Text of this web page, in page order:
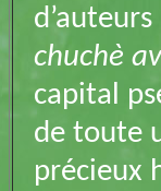
chuchè
capital
de toute
précieux